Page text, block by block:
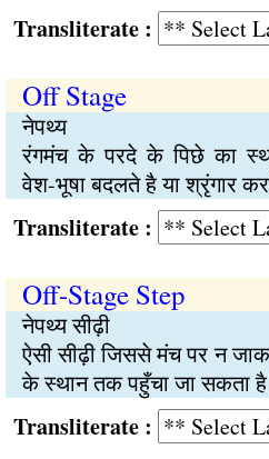
:
Off Stage
नेपथ्य
रंगमंच के परदे के पिछे का
वेश-भूषा बदलते है या श्रृंगार
:
Off-Stage Step
नेपथ्य सीढ़ी
ऐसी सीढ़ी जिससे मंच पर न
के स्थान तक पहुँचा जा सकता
: